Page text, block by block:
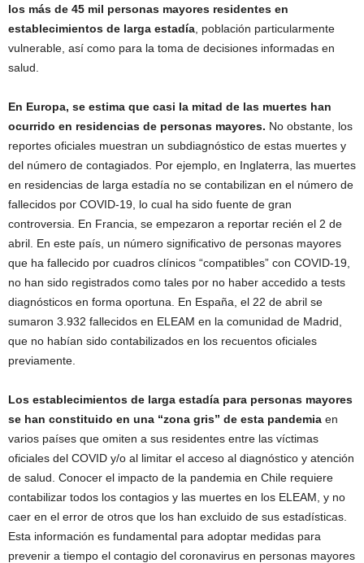
los más de 45 mil personas mayores residentes en
establecimientos de larga estadía , población particularmente
vulnerable, así como para la toma de decisiones informadas en
salud.
En Europa, se estima que casi la mitad de las muertes han
ocurrido en residencias de personas mayores. No obstante, los
reportes oficiales muestran un subdiagnóstico de estas muertes y
del número de contagiados. Por ejemplo, en Inglaterra, las muertes
en residencias de larga estadía no se contabilizan en el número de
fallecidos por COVID-19, lo cual ha sido fuente de gran
controversia. En Francia, se empezaron a reportar recién el 2 de
abril. En este país, un número significativo de personas mayores
que ha fallecido por cuadros clínicos “compatibles” con COVID-19,
no han sido registrados como tales por no haber accedido a tests
diagnósticos en forma oportuna. En España, el 22 de abril se
sumaron 3.932 fallecidos en ELEAM en la comunidad de Madrid,
que no habían sido contabilizados en los recuentos oficiales
previamente.
Los establecimientos de larga estadía para personas mayores
se han constituido en una “zona gris” de esta pandemia en
varios países que omiten a sus residentes entre las víctimas
oficiales del COVID y/o al limitar el acceso al diagnóstico y atención
de salud. Conocer el impacto de la pandemia en Chile requiere
contabilizar todos los contagios y las muertes en los ELEAM, y no
caer en el error de otros que los han excluido de sus estadísticas.
Esta información es fundamental para adoptar medidas para
prevenir a tiempo el contagio del coronavirus en personas mayores